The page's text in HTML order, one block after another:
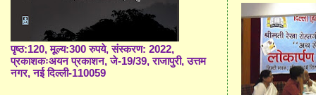
पृष्ठ:120, मूल्य:300 रुपये, संस्करण: 2022,
प्रकाशकःअयन प्रकाशन, जे-19/39, राजापुरी, उत्तम
नगर, नई दिल्ली-110059